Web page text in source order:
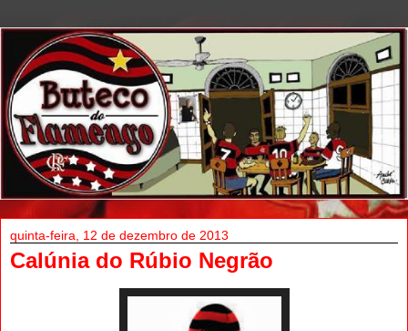
quinta-feira, 12 de dezembro de 2013
Calúnia do Rúbio Negrão